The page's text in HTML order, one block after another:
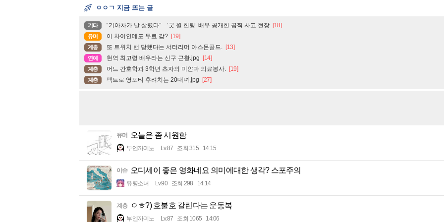
ㅇㅇㄱ 지금 뜨는 글
기타 “기아차가 날 살렸다”…‘굿 윌 헌팅’ 배우 공개한 끔찍 사고 현장 [18]
유머 이 차이인데도 무료 감? [19]
계층 또 트위치 밴 당했다는 서터리머 아스몬골드. [13]
연예 현역 최고령 배우라는 신구 근황.jpg [14]
계층 어느 간호학과 3학년 츠자의 미얀마 의료봉사. [19]
계층 팩트로 영포티 후려치는 20대녀.jpg [27]
유머 오늘은 좀 시원함
부엔까미노 Lv.87 조회 315 14:15
이슈 오디세이 좋은 영화네요 의미에대한 생각? 스포주의
유령소녀 Lv.90 조회 298 14:14
계층 ㅇㅎ?) 호불호 갈린다는 운동복
부엔까미노 Lv.87 조회 1065 14:06